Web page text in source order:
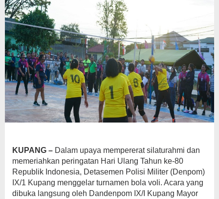
KUPANG – Dalam upaya mempererat silaturahmi dan
memeriahkan peringatan Hari Ulang Tahun ke-80
Republik Indonesia, Detasemen Polisi Militer (Denpom)
IX/1 Kupang menggelar turnamen bola voli. Acara yang
dibuka langsung oleh Dandenpom IX/I Kupang Mayor